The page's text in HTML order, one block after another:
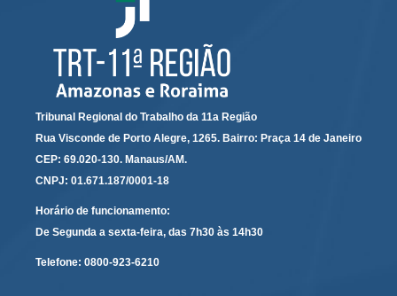
Governança das Contratações Obras
Rede de Governança Colaborativa
Gestão de Riscos
Laboratório de Inovação
Assessoria de Governança de Gestão de Pessoas
Sites Institucionais
Tribunal Regional do Trabalho da 11a Região
Rua Visconde de Porto Alegre, 1265. Bairro: Praça 14 de Janeiro
CEP: 69.020-130. Manaus/AM.
CNPJ: 01.671.187/0001-18
Horário de funcionamento:
De Segunda a sexta-feira, das 7h30 às 14h30
Telefone: 0800-923-6210